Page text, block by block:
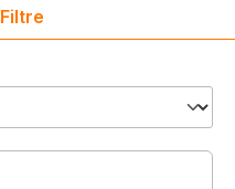
Filtre